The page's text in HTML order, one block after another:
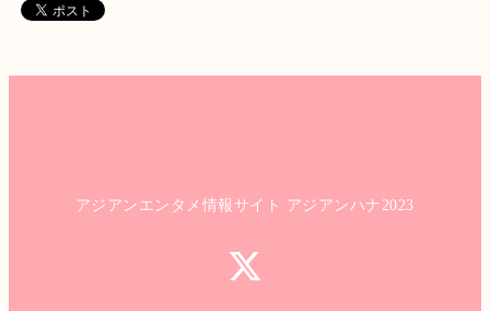
アジアンエンタメ情報サイト アジアンハナ2023